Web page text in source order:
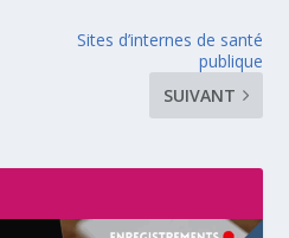
Sites d’internes de santé
publique
SUIVANT